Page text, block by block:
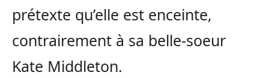
prétexte qu’elle est enceinte,
contrairement à sa belle-soeur
Kate Middleton.